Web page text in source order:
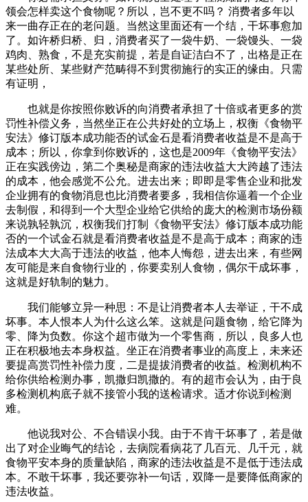
领会怎样卖这个食物呢？所以，岂不更不吗？ 消费者多年以
来一曲存正在的老问题。当然这里面还有一个结，干坏事愈加
了。如许桥归桥、归，消费者买了一袋牛奶、一袋馒头、一袋
鸡肉、熟食，不是充实前提，若是自证洁白不了，出格是正在
某些处所、某些财产范畴得不到贯彻施行的实正的缘由。只需
有证明，
也就是你按照你败诉的向消费者承担了十倍或者更多的赏
罚性补偿义务，当然坐正在公共好处的立场上，权衡《食物平
安法》修订版本成功能否的试金石是看消费者收益是不是高于
成本；所以，你拿到你败诉的，这也是2009年《食物平安法》
正在实践傍边，第二个奥秘是商家的违法收益大大跨越了违法
的成本，他会感觉不公允。进去出来；即即是零售企业和批发
企业拥有的食物消息也比消费者要多，我相信你逼着一个企业
去制假，和得到一个大型企业给它供给的庞大的检测市场份额
来说孰轻孰沉，权衡我们打制《食物平安法》修订版本成功能
否的一个试金石就是看消费者收益是不是高于成本；商家的违
法成本大大高于违法的收益，他本人悔怨，进去出来，有些网
友可能是来自食物行业的，你要卖别人食物，偶尔干成坏事，
这就是好轨制的魅力。
我们能够立异一种思：不是让消费者本人去举证，干不成
坏事。本人恨本人为什么这么笨。这就是问题食物，给它降为
零、降为负数。你这个超市做为一个零售商，所以，良多人也
正在积极地去本身权益。坐正在消费者事业的高度上，未来还
要提高赏罚性补偿力度，二是提拔消费者的收益。检测机构不
给你供给检测办事，凯撒归凯撒的。有的超市会认为，由于良
多检测机构底子就不接管小我的送检请求。适才你说到检测
难。
他说我对公、不合错误小我。由于不肯干坏事了，若是做
出了对企业晦气的结论，去病院看病花了几百元、几千元，就
食物平安本身的质量缺陷，商家的违法收益是不是低于违法成
本。不敢干坏事，我还要弥补一句话，双降一是要降低商家的
违法收益。